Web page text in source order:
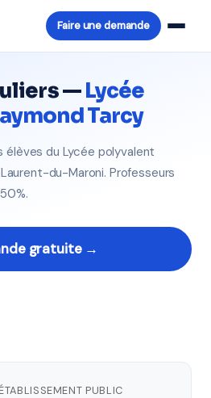
Faire une demande
—Lycée
Tarcy
élèves du Lycée polyvalent
du-Maroni. Professeurs
gratuite →
PUBLIC